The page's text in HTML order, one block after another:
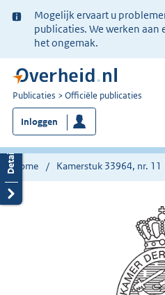
Ter
informatie:
Mogelijk ervaart u
publicaties. We werken aan
het ongemak.
U
bent
nu
hier:
Publicaties Officiële publicaties
Inloggen
Home Kamerstuk 33964, nr. 11